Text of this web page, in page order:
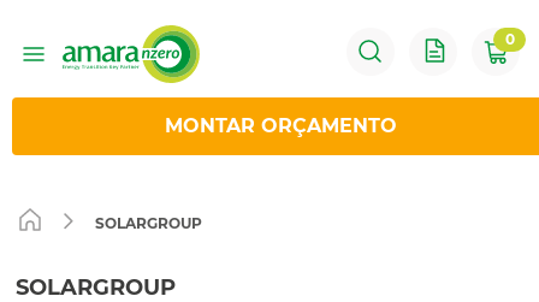
0
MONTAR ORÇAMENTO
SOLARGROUP
SOLARGROUP